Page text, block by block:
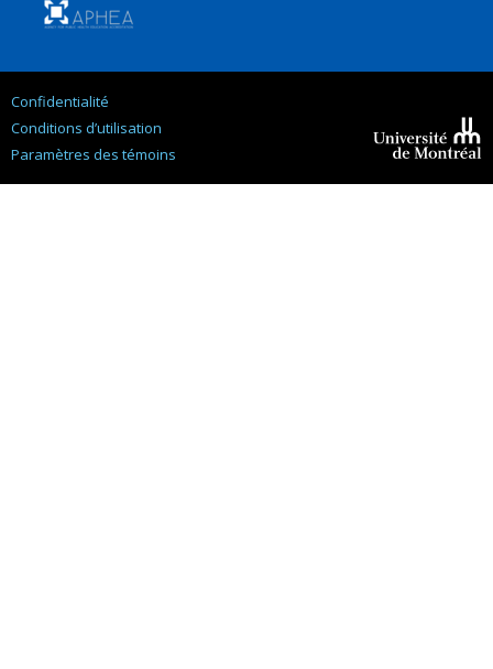
Confidentialité
Conditions d’utilisation
Paramètres des témoins
Montréal